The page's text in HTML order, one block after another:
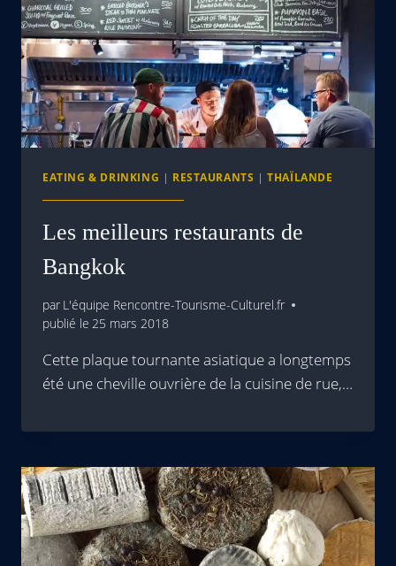
EATING & DRINKING | RESTAURANTS |THAÏLANDE
Les meilleurs restaurants de
Bangkok
par L'équipe Rencontre-Tourisme-Culturel.fr
publié le 25 mars 2018
Cette plaque tournante asiatique a longtemps
été une cheville ouvrière de la cuisine de rue,…